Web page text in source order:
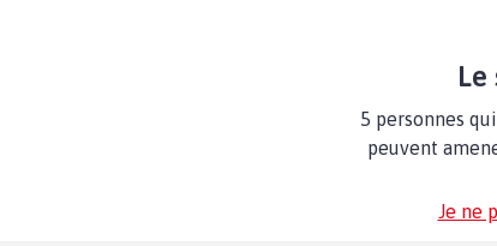
Le
5 personnes
peuvent
Je ne